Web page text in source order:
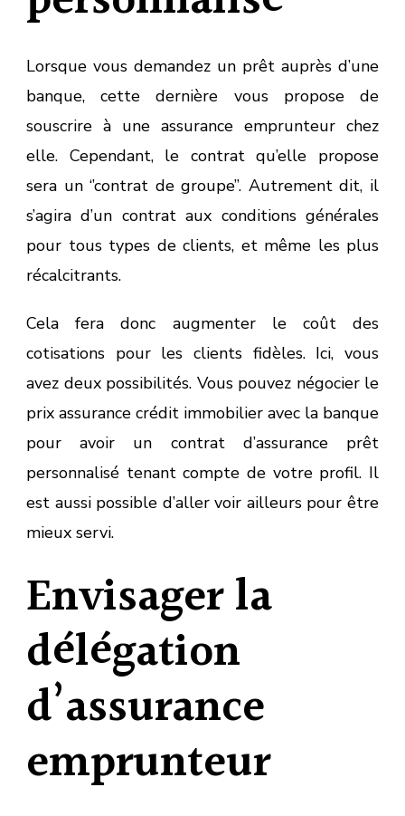
Lorsque vous demandez un prêt auprès d’une
banque, cette dernière vous propose de
souscrire à une assurance emprunteur chez
elle. Cependant, le contrat qu’elle propose
sera un ‘’contrat de groupe’’. Autrement dit, il
s’agira d’un contrat aux conditions générales
pour tous types de clients, et même les plus
récalcitrants.
Cela fera donc augmenter le coût des
cotisations pour les clients fidèles. Ici, vous
avez deux possibilités. Vous pouvez négocier le
prix assurance crédit immobilier avec la banque
pour avoir un contrat d’assurance prêt
personnalisé tenant compte de votre profil. Il
est aussi possible d’aller voir ailleurs pour être
mieux servi.
Envisager la
délégation
d’assurance
emprunteur